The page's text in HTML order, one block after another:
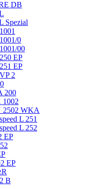
DB
Spezial
0
00
EP
EP
2
200
1002
2502 WKA
L 251
L 252
EP
EP
B